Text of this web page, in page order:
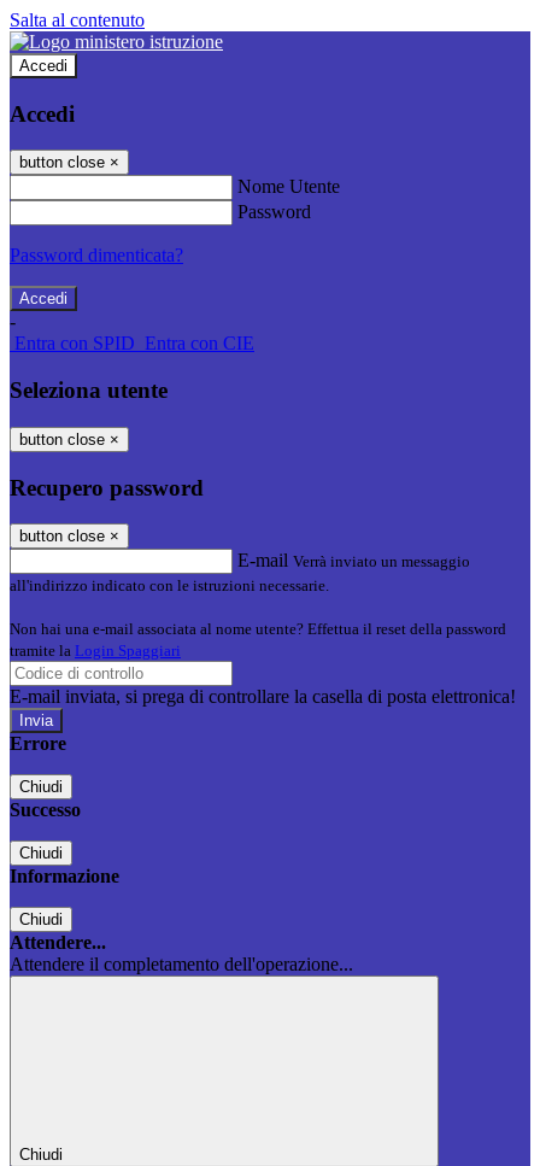
Salta al contenuto
Accedi
Accedi
button close ×
Nome Utente
Password
Password dimenticata?
-
Entra con SPID Entra con CIE
Seleziona utente
button close ×
Recupero password
button close ×
E-mail Verrà inviato un messaggio
all'indirizzo indicato con le istruzioni necessarie.
Non hai una e-mail associata al nome utente? Effettua il reset della password
tramite la Login Spaggiari
E-mail inviata, si prega di controllare la casella di posta elettronica!
Errore
Chiudi
Successo
Chiudi
Informazione
Chiudi
Attendere...
Attendere il completamento dell'operazione...
Chiudi